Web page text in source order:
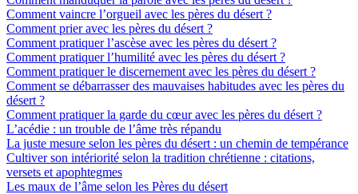
Comment vaincre l’orgueil avec les pères du désert ?
Comment prier avec les pères du désert ?
Comment pratiquer l’ascèse avec les pères du désert ?
Comment pratiquer l’humilité avec les pères du désert ?
Comment pratiquer le discernement avec les pères du désert ?
Comment se débarrasser des mauvaises habitudes avec les pères du
désert ?
Comment pratiquer la garde du cœur avec les pères du désert ?
L’acédie : un trouble de l’âme très répandu
La juste mesure selon les pères du désert : un chemin de tempérance
Cultiver son intériorité selon la tradition chrétienne : citations,
versets et apophtegmes
Les maux de l’âme selon les Pères du désert